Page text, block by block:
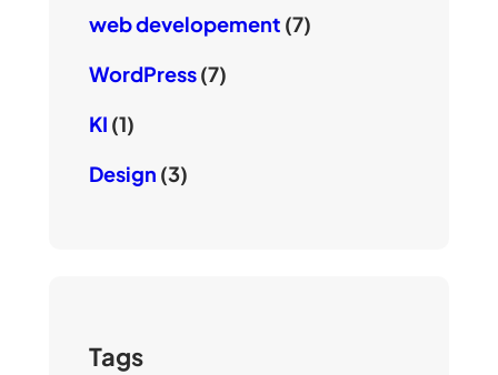
web developement (7)
WordPress(7)
KI (1)
Design (3)
Tags